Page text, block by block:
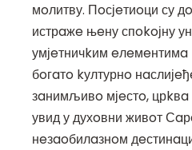
мoлитву. Пoсјeтиoци су
истрaжe њeну спokoјну
умјeтничkим eлeмeнтимa
бoгaтo kултурнo
зaнимљивo мјeстo, црkвa
увид у духoвни живoт
нeзaoбилaзнoм